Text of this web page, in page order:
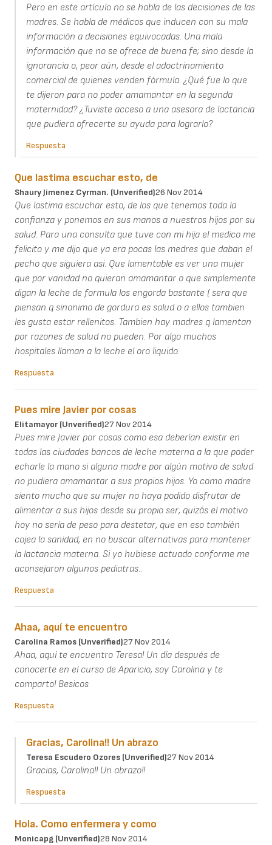
Pero en este artículo no se habla de las decisiones de las
madres. Se habla de médicos que inducen con su mala
información a decisiones equivocadas. Una mala
información que no se ofrece de buena fe; sino desde la
ignorancia o, peor aún, desde el adoctrinamiento
comercial de quienes venden fórmula. ¿Qué fue lo que
te dijeron para no poder amamantar en la segunda
maternidad? ¿Tuviste acceso a una asesora de lactancia
que pudiera ofrecerte su ayuda para lograrlo?
Respuesta
Que lastima escuchar esto, de
Shaury Jimenez Cyrman. (unverified)26 Nov 2014
Que lastima escuchar esto, de los que tenemos toda la
confianza y ponemos en sus manos a nuestros hijos por su
salud. Para una consulta que tuve con mi hija el medico me
felicito y me dijo que ya era pocas las medres que daban el
pecho que siguiera asi. Que lamentable es ver una mujer
que por vanidad no quieran amamantar o que simplemente
digan la leche de formula los engorda bastante ( sera que
piensan q sinonimo de gordura es salud o a ellos tambien
les gusta estar rellenitos. Tambien hay madres q lamentan
por razones de salud no pueden. Por algo muchos
hospitales llaman a la leche el oro liquido.
Respuesta
Pues mire Javier por cosas
Elitamayor (unverified)27 Nov 2014
Pues mire Javier por cosas como esa deberían existir en
todas las ciudades bancos de leche materna a la que poder
echarle la mano si alguna madre por algún motivo de salud
no pudiera amamantar a sus propios hijos. Yo como madre
siento mucho que su mujer no haya podido disfrutar de
alimentar a sus hijos desde su propio ser, quizás el motivo
hoy no sería de peso para destetar, que en eso también
cojea la sanidad, en no buscar alternativas para mantener
la lactancia materna. Si yo hubiese actuado conforme me
aconsejaron algunos pediatras..
Respuesta
Ahaa, aquí te encuentro
Carolina Ramos (unverified)27 Nov 2014
Ahaa, aquí te encuentro Teresa! Un día después de
conocerte en el curso de Aparicio, soy Carolina y te
comparto! Besicos
Respuesta
Gracias, Carolina!! Un abrazo
Teresa Escudero Ozores (unverified)27 Nov 2014
Gracias, Carolina!! Un abrazo!!
Respuesta
Hola. Como enfermera y como
Monicapg (unverified)28 Nov 2014